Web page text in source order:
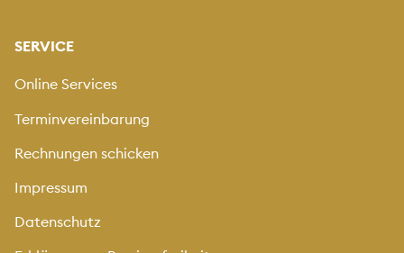
SERVICE
Online Services
Terminvereinbarung
Rechnungen schicken
Impressum
Datenschutz